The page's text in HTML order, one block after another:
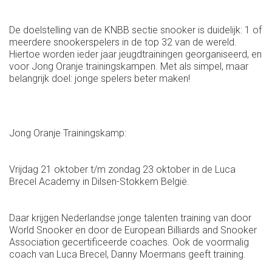
De doelstelling van de KNBB sectie snooker is duidelijk: 1 of
meerdere snookerspelers in de top 32 van de wereld.
Hiertoe worden ieder jaar jeugdtrainingen georganiseerd, en
voor Jong Oranje trainingskampen. Met als simpel, maar
belangrijk doel: jonge spelers beter maken!
Jong Oranje Trainingskamp:
Vrijdag 21 oktober t/m zondag 23 oktober in de Luca
Brecel Academy in Dilsen-Stokkem België.
Daar krijgen Nederlandse jonge talenten training van door
World Snooker en door de European Billiards and Snooker
Association gecertificeerde coaches. Ook de voormalig
coach van Luca Brecel, Danny Moermans geeft training.